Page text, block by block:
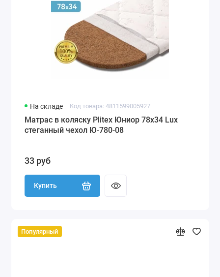
На складе Код товара: 4811599005927
Матрас в коляску Plitex Юниор 78х34 Lux
стеганный чехол Ю-780-08
33 руб
Купить
Популярный